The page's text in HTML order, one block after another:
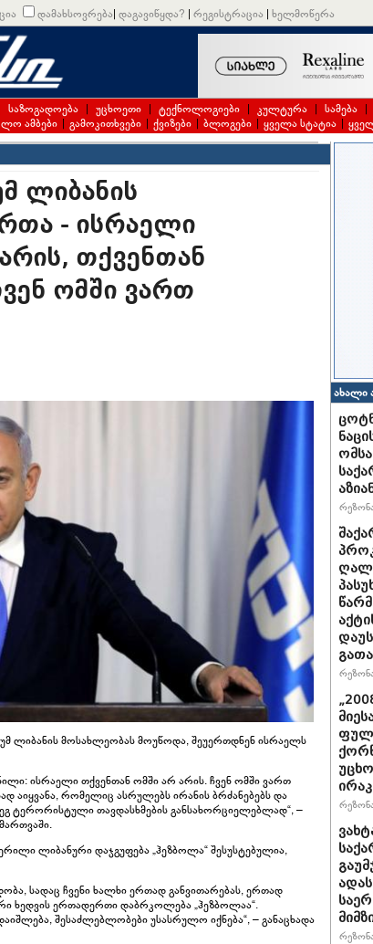
დამახსოვრება| დაგავიწყდა? | რეგისტრაცია | ხელმოწერა
საზოგადოება | უცხოეთი | ტექნოლოგიები | კულტურა | სამება |
ამბები | გამოკითხვები | ქვიზები | ბლოგები | ყველა სტატია |
ლიბანის
- ისრაელი
თქვენთან
ომში ვართ
ლიბანის მოსახლეობას მოუწოდა, შეუერთდნენ ისრაელს
ისრაელი თქვენთან ომში არ არის. ჩვენ ომში ვართ
აიყვანა, რომელიც ასრულებს ირანის ბრძანებებს და
ტერორისტული თავდასხმების განსახორციელებლად“, –
ლიბანური დაჯგუფება „ჰეზბოლა“ შესუსტებულია,
სადაც ჩვენი ხალხი ერთად განვითარებას, ერთად
ხედვის ერთადერთი დაბრკოლება „ჰეზბოლაა“.
შესაძლებლობები უსასრულო იქნება“, – განაცხადა
ახალი